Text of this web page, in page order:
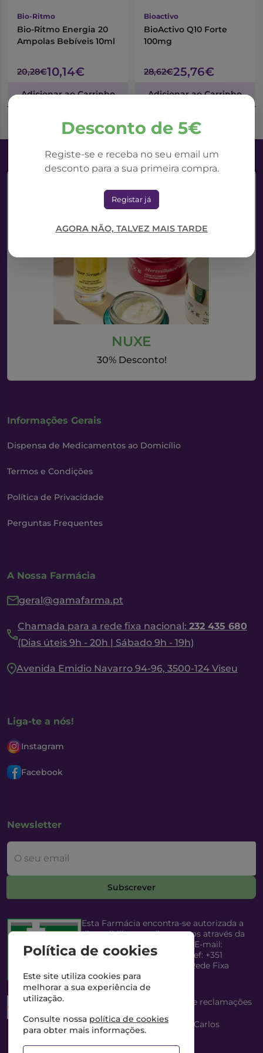
Desconto de 5€
Registe-se e receba no seu email um
desconto para a sua primeira compra.
Registar já
AGORA NÃO, TALVEZ MAIS TARDE
Bio-Ritmo
Bio-Ritmo Energia 20
Ampolas Bebíveis 10ml
20,28€10,14€
Adicionar ao Carrinho
Bioactivo
BioActivo Q10 Forte
100mg
28,62€25,76€
Adicionar ao Carrinho
NUXE
30% Desconto!
Informações Gerais
Dispensa de Medicamentos ao Domicílio
Termos e Condições
Política de Privacidade
Perguntas Frequentes
A Nossa Farmácia
geral@gamafarma.pt
Chamada para a rede fixa nacional: 232 435 680
(Dias úteis 9h - 20h | Sábado 9h - 19h)
Avenida Emidio Navarro 94-96, 3500-124 Viseu
Liga-te a nós!
Instagram
Facebook
Newsletter
O seu email
Subscrever
Esta Farmácia encontra-se autorizada a
disponibilizar medicamentos através da
Internet, pelo Infarmed, I.P. E-mail:
infarmed@infarmed.pt
| Telef: +351
217987100 (Chamada para Rede Fixa
Nacional)
Esta Farmácia dispõe de livro de reclamações
Director Técnico e Proprietário: António Carlos
Saraiva Cabral Costa
Política de cookies
Este site utiliza cookies para
melhorar a sua experiência de
utilização.
Consulte nossa política de cookies
para obter mais informações.